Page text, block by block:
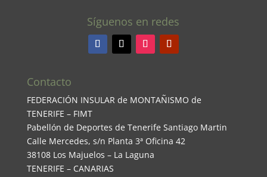
Síguenos en redes
Contacto
FEDERACIÓN INSULAR de MONTAÑISMO de
TENERIFE – FIMT
Pabellón de Deportes de Tenerife Santiago Martin
Calle Mercedes, s/n Planta 3ª Oficina 42
38108 Los Majuelos – La Laguna
TENERIFE – CANARIAS